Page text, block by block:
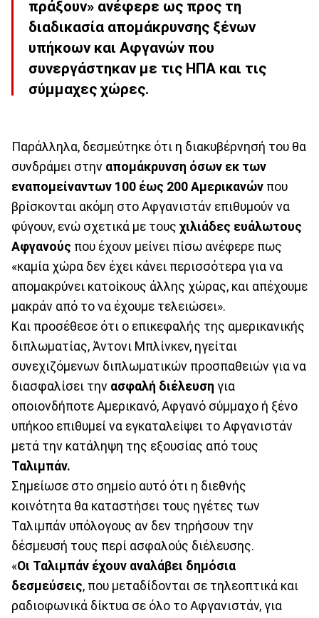
πράξουν» ανέφερε ως προς τη
διαδικασία απομάκρυνσης ξένων
υπήκοων και Αφγανών που
συνεργάστηκαν με τις ΗΠΑ και τις
σύμμαχες χώρες.
Παράλληλα, δεσμεύτηκε ότι η διακυβέρνησή του θα
συνδράμει στην απομάκρυνση όσων εκ των
εναπομείναντων 100 έως 200 Αμερικανών που
βρίσκονται ακόμη στο Αφγανιστάν επιθυμούν να
φύγουν, ενώ σχετικά με τους χιλιάδες ευάλωτους
Αφγανούς που έχουν μείνει πίσω ανέφερε πως
«καμία χώρα δεν έχει κάνει περισσότερα για να
απομακρύνει κατοίκους άλλης χώρας, και απέχουμε
μακράν από το να έχουμε τελειώσει».
Και προσέθεσε ότι ο επικεφαλής της αμερικανικής
διπλωματίας, Άντονι Μπλίνκεν, ηγείται
συνεχιζόμενων διπλωματικών προσπαθειών για να
διασφαλίσει την ασφαλή διέλευση για
οποιονδήποτε Αμερικανό, Αφγανό σύμμαχο ή ξένο
υπήκοο επιθυμεί να εγκαταλείψει το Αφγανιστάν
μετά την κατάληψη της εξουσίας από τους
Ταλιμπάν.
Σημείωσε στο σημείο αυτό ότι η διεθνής
κοινότητα θα καταστήσει τους ηγέτες των
Ταλιμπάν υπόλογους αν δεν τηρήσουν την
δέσμευσή τους περί ασφαλούς διέλευσης.
«Οι Ταλιμπάν έχουν αναλάβει δημόσια
δεσμεύσεις, που μεταδίδονται σε τηλεοπτικά και
ραδιοφωνικά δίκτυα σε όλο το Αφγανιστάν, για